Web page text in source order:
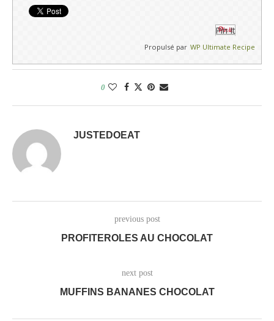
Pin It
Propulsé par WP Ultimate Recipe
0
JUSTEDOEAT
previous post
PROFITEROLES AU CHOCOLAT
next post
MUFFINS BANANES CHOCOLAT